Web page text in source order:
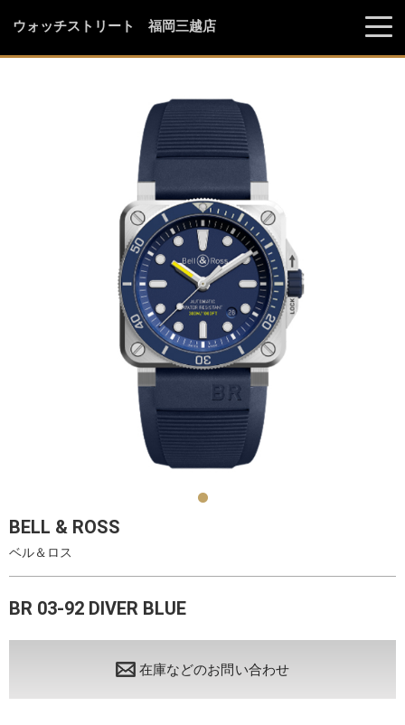
ウォッチストリート 福岡三越店
BELL & ROSS
ベル＆ロス
BR 03-92 DIVER BLUE
在庫などのお問い合わせ